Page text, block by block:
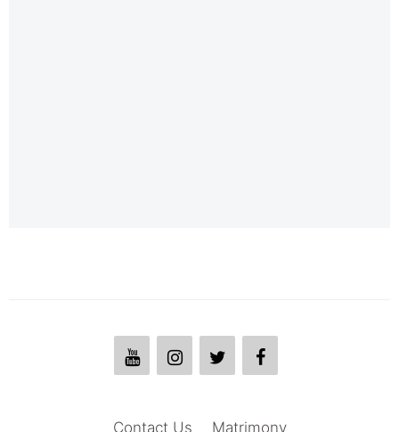
Matrimony
Contact Us